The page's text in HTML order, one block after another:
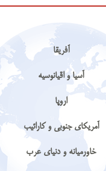
آفریقا
آسیا و اقیانوسیه
اروپا
آمریکای جنوبی و کارائیب
خاورمیانه و دنیای عرب